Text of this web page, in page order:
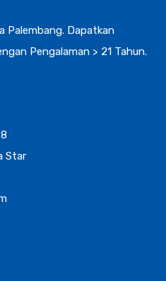
Palembang. Dapatkan
Pengalaman > 21 Tahun.
Star